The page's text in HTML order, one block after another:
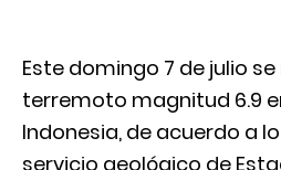
Este domingo 7 de julio
terremoto magnitud 6.9
Indonesia, de acuerdo a
servicio geológico de